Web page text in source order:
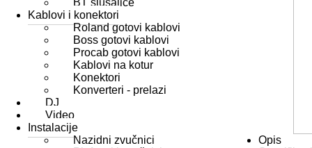
BT slušalice
Kablovi i konektori
Roland gotovi kablovi
Boss gotovi kablovi
Procab gotovi kablovi
Kablovi na kotur
Konektori
Konverteri - prelazi
DJ
Video
Instalacije
Nazidni zvučnici
Opis